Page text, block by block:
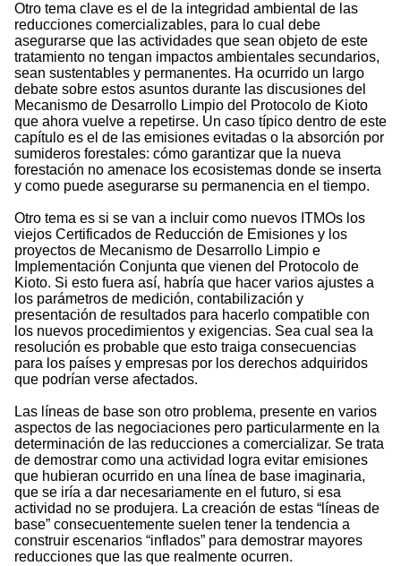
Otro tema clave es el de la integridad ambiental de las
reducciones comercializables, para lo cual debe
asegurarse que las actividades que sean objeto de este
tratamiento no tengan impactos ambientales secundarios,
sean sustentables y permanentes. Ha ocurrido un largo
debate sobre estos asuntos durante las discusiones del
Mecanismo de Desarrollo Limpio del Protocolo de Kioto
que ahora vuelve a repetirse. Un caso típico dentro de este
capítulo es el de las emisiones evitadas o la absorción por
sumideros forestales: cómo garantizar que la nueva
forestación no amenace los ecosistemas donde se inserta
y como puede asegurarse su permanencia en el tiempo.
Otro tema es si se van a incluir como nuevos ITMOs los
viejos Certificados de Reducción de Emisiones y los
proyectos de Mecanismo de Desarrollo Limpio e
Implementación Conjunta que vienen del Protocolo de
Kioto. Si esto fuera así, habría que hacer varios ajustes a
los parámetros de medición, contabilización y
presentación de resultados para hacerlo compatible con
los nuevos procedimientos y exigencias. Sea cual sea la
resolución es probable que esto traiga consecuencias
para los países y empresas por los derechos adquiridos
que podrían verse afectados.
Las líneas de base son otro problema, presente en varios
aspectos de las negociaciones pero particularmente en la
determinación de las reducciones a comercializar. Se trata
de demostrar como una actividad logra evitar emisiones
que hubieran ocurrido en una línea de base imaginaria,
que se iría a dar necesariamente en el futuro, si esa
actividad no se produjera. La creación de estas “líneas de
base” consecuentemente suelen tener la tendencia a
construir escenarios “inflados” para demostrar mayores
reducciones que las que realmente ocurren.